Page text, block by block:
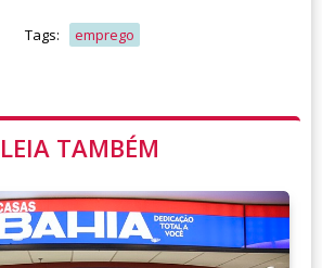
Tags: emprego
LEIA TAMBÉM